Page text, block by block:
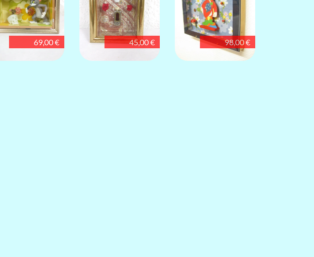
69,00 € 45,00 € 98,00 €